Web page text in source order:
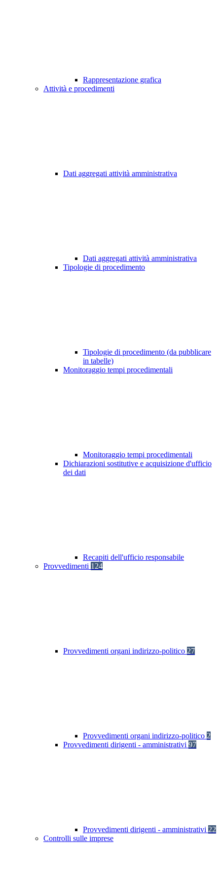
Rappresentazione grafica
Attività e procedimenti
Dati aggregati attività amministrativa
Dati aggregati attività amministrativa
Tipologie di procedimento
Tipologie di procedimento (da pubblicare
in tabelle)
Monitoraggio tempi procedimentali
Monitoraggio tempi procedimentali
Dichiarazioni sostitutive e acquisizione d'ufficio
dei dati
Recapiti dell'ufficio responsabile
Provvedimenti 124
Provvedimenti organi indirizzo-politico 27
Provvedimenti organi indirizzo-politico 2
Provvedimenti dirigenti - amministrativi 97
Provvedimenti dirigenti - amministrativi 22
Controlli sulle imprese